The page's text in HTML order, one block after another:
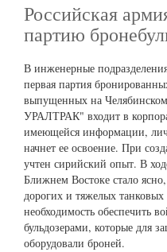
Российская
партию
В инженерные
первая партия
выпущенных на
УРАЛТРАК" входит в
имеющейся информации,
начнет ее освоение. При
учтен сирийский опыт. В
Ближнем Востоке стало
дорогих и тяжелых танковых
необходимость обеспечить
бульдозерами, которые для
оборудовали броней.